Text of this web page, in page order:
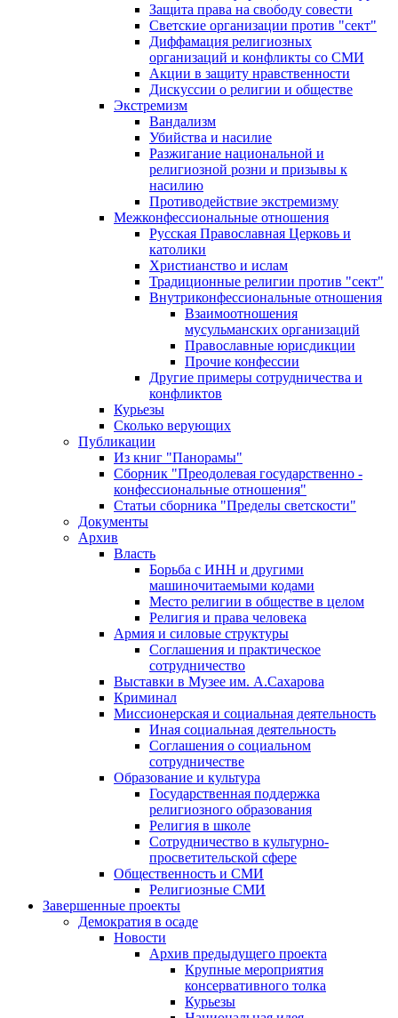
Защита права на свободу совести
Светские организации против "сект"
Диффамация религиозных
организаций и конфликты со СМИ
Акции в защиту нравственности
Дискуссии о религии и обществе
Экстремизм
Вандализм
Убийства и насилие
Разжигание национальной и
религиозной розни и призывы к
насилию
Противодействие экстремизму
Межконфессиональные отношения
Русская Православная Церковь и
католики
Христианство и ислам
Традиционные религии против "сект"
Внутриконфессиональные отношения
Взаимоотношения
мусульманских организаций
Православные юрисдикции
Прочие конфессии
Другие примеры сотрудничества и
конфликтов
Курьезы
Сколько верующих
Публикации
Из книг "Панорамы"
Сборник "Преодолевая государственно -
конфессиональные отношения"
Статьи сборника "Пределы светскости"
Документы
Архив
Власть
Борьба с ИНН и другими
машиночитаемыми кодами
Место религии в обществе в целом
Религия и права человека
Армия и силовые структуры
Соглашения и практическое
сотрудничество
Выставки в Музее им. А.Сахарова
Криминал
Миссионерская и социальная деятельность
Иная социальная деятельность
Соглашения о социальном
сотрудничестве
Образование и культура
Государственная поддержка
религиозного образования
Религия в школе
Сотрудничество в культурно-
просветительской сфере
Общественность и СМИ
Религиозные СМИ
Завершенные проекты
Демократия в осаде
Новости
Архив предыдущего проекта
Крупные мероприятия
консервативного толка
Курьезы